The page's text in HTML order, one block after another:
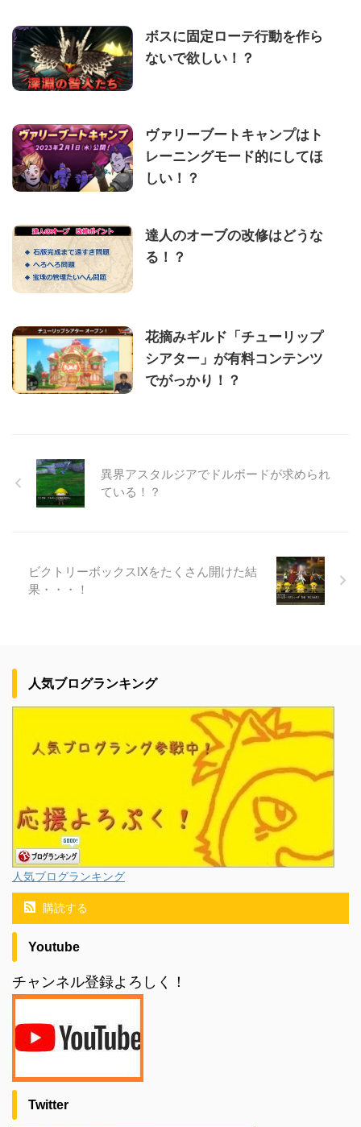
ボスに固定ローテ行動を作ら
ないで欲しい！？
ヴァリーブートキャンプはト
レーニングモード的にしてほ
しい！？
達人のオーブの改修はどうな
る！？
花摘みギルド「チューリップ
シアター」が有料コンテンツ
でがっかり！？
異界アスタルジアでドルボードが求められ
ている！？
ビクトリーボックスⅨをたくさん開けた結
果・・・！
人気ブログランキング
人気ブログランキング
購読する
Youtube
チャンネル登録よろしく！
Twitter